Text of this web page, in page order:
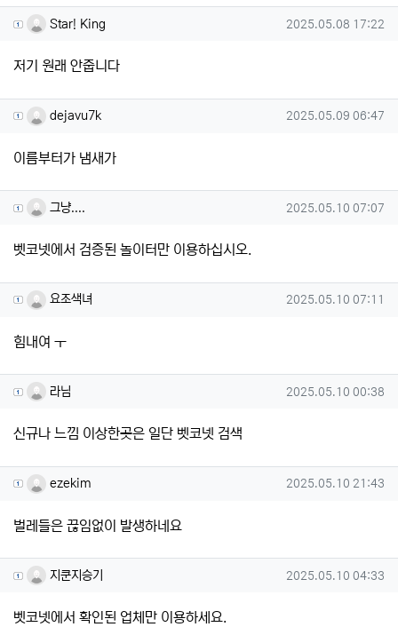
Star! King님의 댓글
Star! King 작성일
2025.05.08 17:22
저기 원래 안줍니다
dejavu7k님의 댓글
dejavu7k 작성일
2025.05.09 06:47
이름부터가 냄새가
그냥....님의 댓글
그냥.... 작성일
2025.05.10 07:07
벳코넷에서 검증된 놀이터만 이용하십시오.
요조색녀님의 댓글
요조색녀 작성일
2025.05.10 07:11
힘내여 ㅜ
라님님의 댓글
라님 작성일
2025.05.10 00:38
신규나 느낌 이상한곳은 일단 벳코넷 검색
ezekim님의 댓글
ezekim 작성일
2025.05.10 21:43
벌레들은 끊임없이 발생하네요
지쿤지승기님의 댓글
지쿤지승기 작성일
2025.05.10 04:33
벳코넷에서 확인된 업체만 이용하세요.